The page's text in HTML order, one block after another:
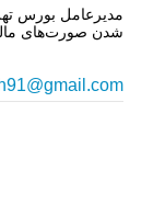
مدیرعامل بورس
شدن صورت‌های